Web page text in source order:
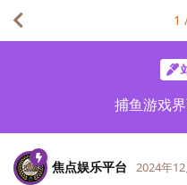
捕鱼游戏
1
焦点娱乐平台 2024年